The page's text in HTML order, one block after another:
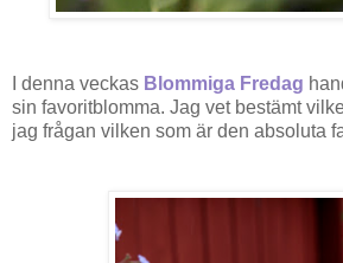
I denna veckas Blommiga Fredag
sin favoritblomma. Jag vet bestämt
jag frågan vilken som är den absoluta